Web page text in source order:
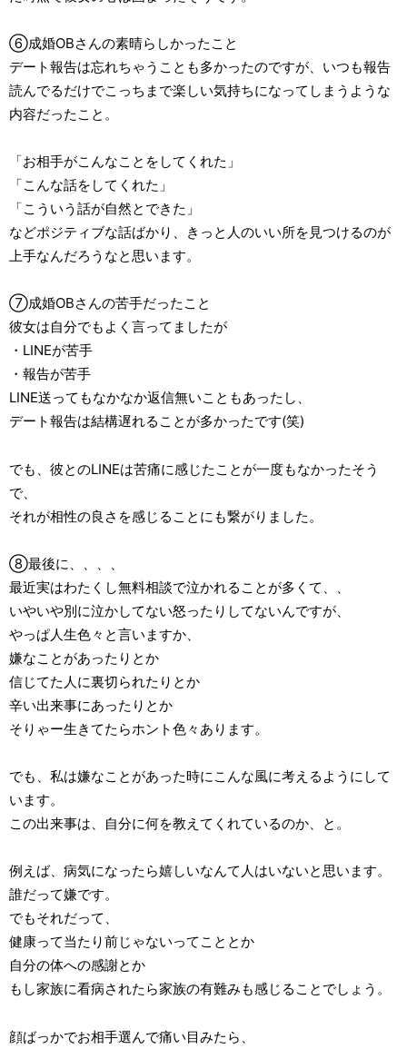
⑥成婚OBさんの素晴らしかったこと
デート報告は忘れちゃうことも多かったのですが、いつも報告
読んでるだけでこっちまで楽しい気持ちになってしまうような
内容だったこと。
「お相手がこんなことをしてくれた」
「こんな話をしてくれた」
「こういう話が自然とできた」
などポジティブな話ばかり、きっと人のいい所を見つけるのが
上手なんだろうなと思います。
⑦成婚OBさんの苦手だったこと
彼女は自分でもよく言ってましたが
・LINEが苦手
・報告が苦手
LINE送ってもなかなか返信無いこともあったし、
デート報告は結構遅れることが多かったです(笑)
でも、彼とのLINEは苦痛に感じたことが一度もなかったそう
で、
それが相性の良さを感じることにも繋がりました。
⑧最後に、、、、
最近実はわたくし無料相談で泣かれることが多くて、、
いやいや別に泣かしてない怒ったりしてないんですが、
やっぱ人生色々と言いますか、
嫌なことがあったりとか
信じてた人に裏切られたりとか
辛い出来事にあったりとか
そりゃー生きてたらホント色々あります。
でも、私は嫌なことがあった時にこんな風に考えるようにして
います。
この出来事は、自分に何を教えてくれているのか、と。
例えば、病気になったら嬉しいなんて人はいないと思います。
誰だって嫌です。
でもそれだって、
健康って当たり前じゃないってこととか
自分の体への感謝とか
もし家族に看病されたら家族の有難みも感じることでしょう。
顔ばっかでお相手選んで痛い目みたら、